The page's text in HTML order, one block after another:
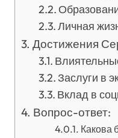
Личная
Достижения
Заслуги в
Вклад в
Вопрос-ответ:
Какова